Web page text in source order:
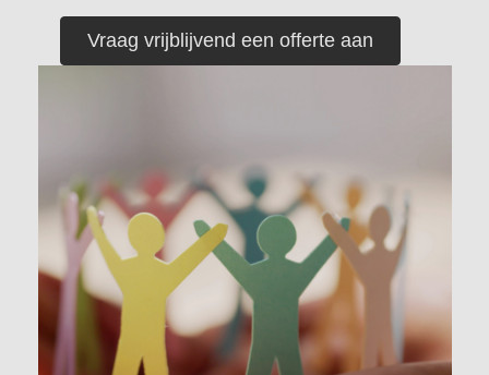
Vraag vrijblijvend een offerte aan